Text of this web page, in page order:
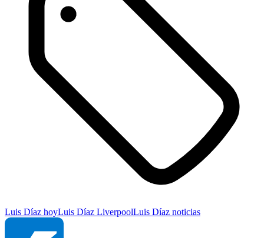
Luis Díaz hoyLuis Díaz LiverpoolLuis Díaz noticias